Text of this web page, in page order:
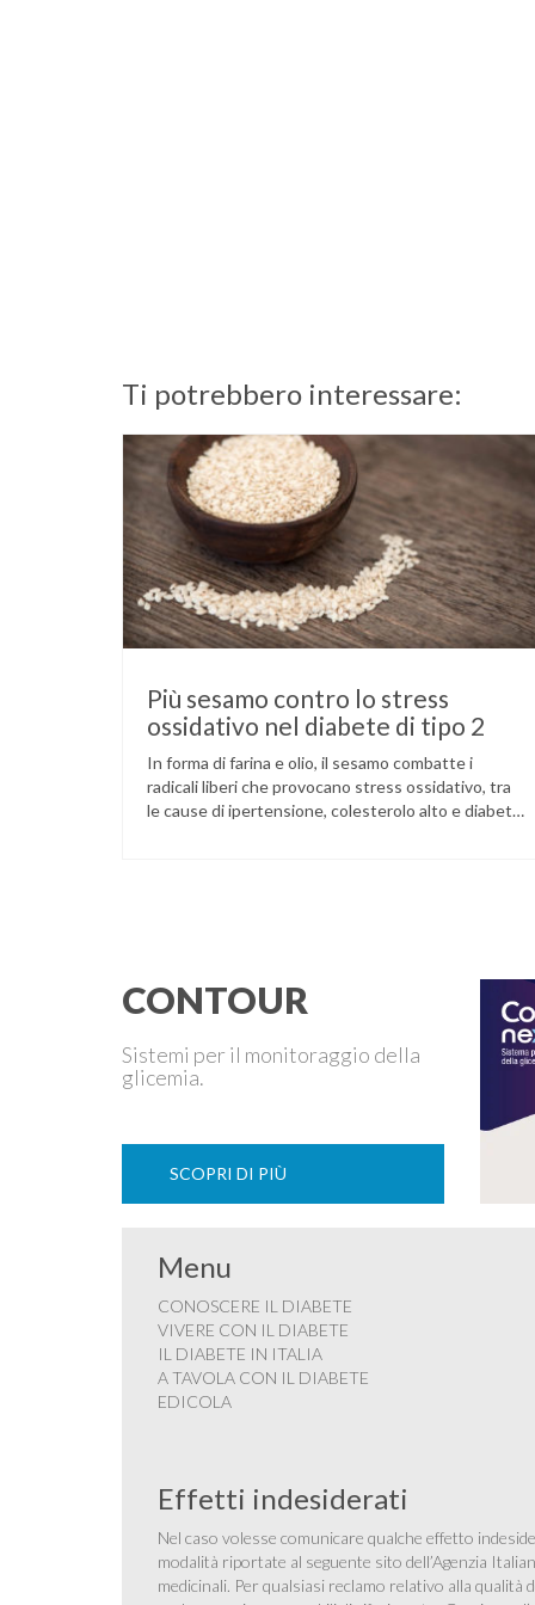
Ti potrebbero interessare:
Più sesamo contro lo stress
ossidativo nel diabete di tipo 2
In forma di farina e olio, il sesamo combatte i
radicali liberi che provocano stress ossidativo, tra
le cause di ipertensione, colesterolo alto e diabete.
CONTOUR
Sistemi per il monitoraggio della
glicemia.
SCOPRI DI PIÙ
Menu
CONOSCERE IL DIABETE
VIVERE CON IL DIABETE
IL DIABETE IN ITALIA
A TAVOLA CON IL DIABETE
EDICOLA
Effetti indesiderati
Nel caso volesse comunicare qualche effetto
modalità riportate al seguente sito dell’Agenzia
medicinali. Per qualsiasi reclamo relativo alla